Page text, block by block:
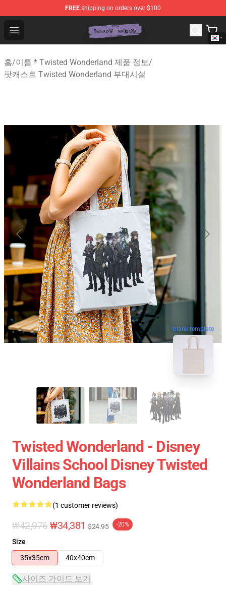
FREE shipping on orders over $100
Open menu
Twisted Wonderland Store - Official Twisted
홈/이름 * Twisted Wonderland 제품 정보/
팟캐스트 Twisted Wonderland 부대시설
blank template
Twisted Wonderland - Disney
Villains School Disney Twisted
Wonderland Bags
(1 customer reviews)
₩42,976₩34,381 $24.95 -20%
Size
35x35cm
40x40cm
사이즈 가이드 보기